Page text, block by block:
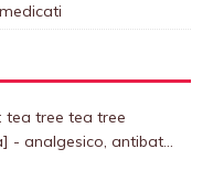
tea tree tea tree
- analgesico, antibat...